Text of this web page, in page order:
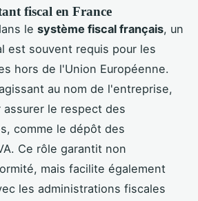
fiscal en France
le système fiscal français, un
est souvent requis pour les
hors de l'Union Européenne.
au nom de l'entreprise,
le respect des
comme le dépôt des
Ce rôle garantit non
mais facilite également
les administrations fiscales